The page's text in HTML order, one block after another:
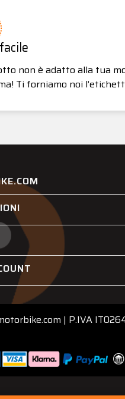
non è adatto alla tua
Ti forniamo noi
| P.IVA